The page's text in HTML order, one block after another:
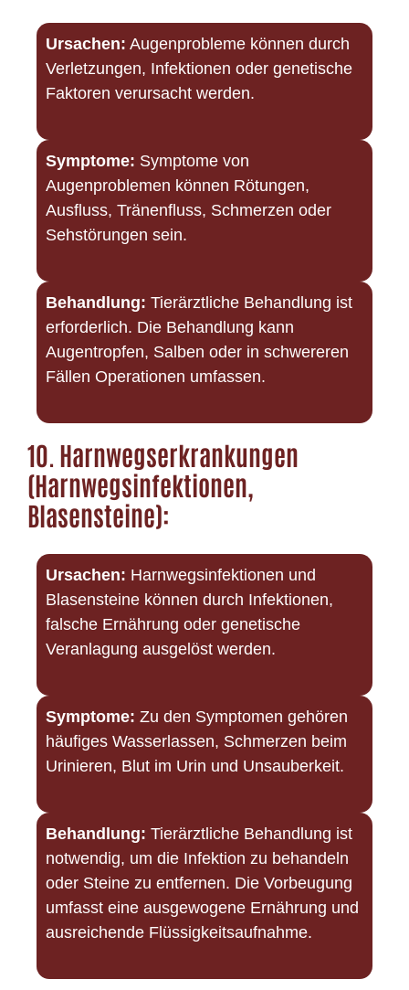
Ursachen: Augenprobleme können durch
Verletzungen, Infektionen oder genetische
Faktoren verursacht werden.
Symptome: Symptome von
Augenproblemen können Rötungen,
Ausfluss, Tränenfluss, Schmerzen oder
Sehstörungen sein.
Behandlung: Tierärztliche Behandlung ist
erforderlich. Die Behandlung kann
Augentropfen, Salben oder in schwereren
Fällen Operationen umfassen.
10. Harnwegserkrankungen
(Harnwegsinfektionen,
Blasensteine):
Ursachen: Harnwegsinfektionen und
Blasensteine können durch Infektionen,
falsche Ernährung oder genetische
Veranlagung ausgelöst werden.
Symptome: Zu den Symptomen gehören
häufiges Wasserlassen, Schmerzen beim
Urinieren, Blut im Urin und Unsauberkeit.
Behandlung: Tierärztliche Behandlung ist
notwendig, um die Infektion zu behandeln
oder Steine zu entfernen. Die Vorbeugung
umfasst eine ausgewogene Ernährung und
ausreichende Flüssigkeitsaufnahme.